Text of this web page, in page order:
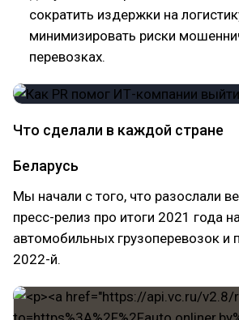
сократить издержки на
минимизировать риски
перевозках.
Что сделали в каждой стране
Беларусь
Мы начали с того, что разослали
пресс-релиз про итоги 2021 года
автомобильных грузоперевозок и
2022-й.